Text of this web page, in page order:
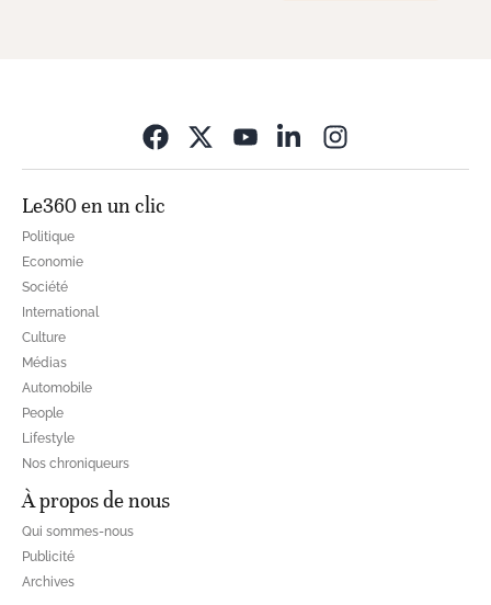
Le360 en un clic
Politique
Economie
Société
International
Culture
Médias
Automobile
People
Lifestyle
Nos chroniqueurs
À propos de nous
Qui sommes-nous
Publicité
Archives